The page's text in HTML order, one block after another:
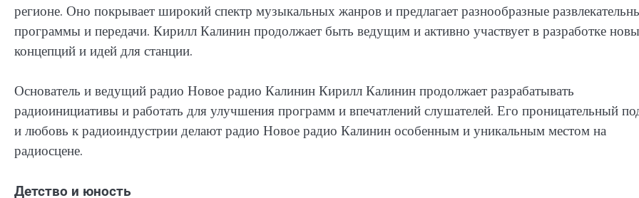
регионе. Оно покрывает широкий спектр музыкальных жанров и предлагает разнообразные
программы и передачи. Кирилл Калинин продолжает быть ведущим и активно участвует в разработке
концепций и идей для станции.
Основатель и ведущий радио Новое радио Калинин Кирилл Калинин продолжает разрабатывать
радиоинициативы и работать для улучшения программ и впечатлений слушателей. Его проницательный
и любовь к радиоиндустрии делают радио Новое радио Калинин особенным и уникальным местом на
радиосцене.
Детство и юность